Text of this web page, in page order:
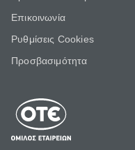
Επικοινωνία
Ρυθμίσεις Cookies
Προσβασιμότητα